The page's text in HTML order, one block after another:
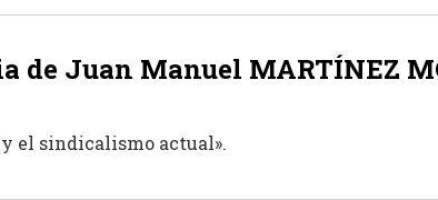
de Juan Manuel MARTÍNEZ
el sindicalismo actual».